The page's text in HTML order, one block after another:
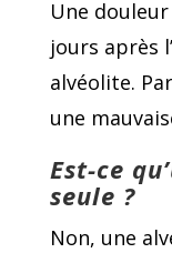
Une
jours après
alvéolite.
une
Est-ce
seule ?
Non, une